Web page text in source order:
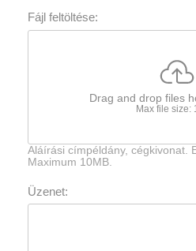
Fájl feltöltése:
Drag and drop files
Max file size:
Aláírási címpéldány, cégkivonat.
Maximum 10MB.
Üzenet: